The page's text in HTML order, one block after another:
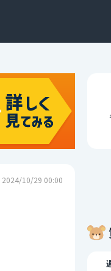
2024/10/29 00:00